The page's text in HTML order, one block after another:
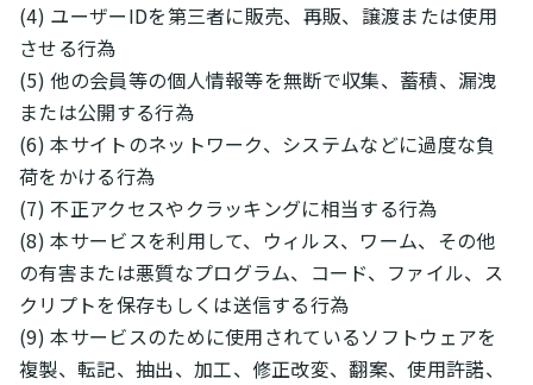
(4) ユーザーIDを第三者に販売、再販、譲渡または使用
させる行為
(5) 他の会員等の個人情報等を無断で収集、蓄積、漏洩
または公開する行為
(6) 本サイトのネットワーク、システムなどに過度な負
荷をかける行為
(7) 不正アクセスやクラッキングに相当する行為
(8) 本サービスを利用して、ウィルス、ワーム、その他
の有害または悪質なプログラム、コード、ファイル、ス
クリプトを保存もしくは送信する行為
(9) 本サービスのために使用されているソフトウェアを
複製、転記、抽出、加工、修正改変、翻案、使用許諾、